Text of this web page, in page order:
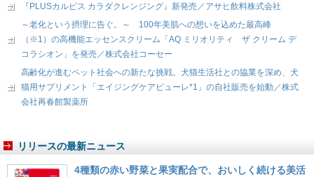
『PLUSカルピス カラダクレンジング』新発売／アサヒ飲料株式会社
～老化という摂理に告ぐ。～ 100年美肌への想いを込めた最高峰
（※1）の高機能エッセンスクリーム「AQ ミリオリティ ザ クリーム デ
コラシオン」を発売／株式会社コーセー
高齢化が進むペット社会への新たな挑戦。犬猫生活社との協業を深め、犬
猫用サプリメント「エイジングケアピューレ*1」の自社販売を始動／株式
会社再春館製薬所
リリースの最新ニュース
4種類の赤い野菜と果実配合で、おいしく続ける美活